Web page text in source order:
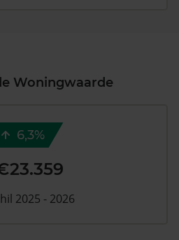
Woningwaarde
6,3%
2025 - 2026